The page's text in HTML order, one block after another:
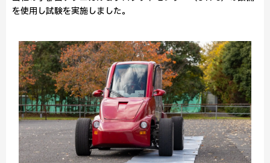
を使用し試験を実施しました。